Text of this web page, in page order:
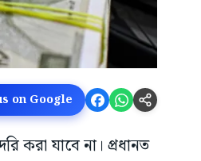
on Google
করা যাবে না। প্রধানত